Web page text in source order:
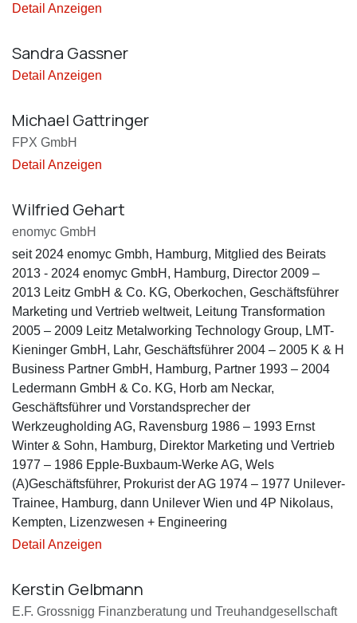
Detail Anzeigen
Sandra Gassner
Detail Anzeigen
Michael Gattringer
FPX GmbH
Detail Anzeigen
Wilfried Gehart
enomyc GmbH
seit 2024 enomyc Gmbh, Hamburg, Mitglied des Beirats
2013 - 2024 enomyc GmbH, Hamburg, Director 2009 –
2013 Leitz GmbH & Co. KG, Oberkochen, Geschäftsführer
Marketing und Vertrieb weltweit, Leitung Transformation
2005 – 2009 Leitz Metalworking Technology Group, LMT-
Kieninger GmbH, Lahr, Geschäftsführer 2004 – 2005 K & H
Business Partner GmbH, Hamburg, Partner 1993 – 2004
Ledermann GmbH & Co. KG, Horb am Neckar,
Geschäftsführer und Vorstandsprecher der
Werkzeugholding AG, Ravensburg 1986 – 1993 Ernst
Winter & Sohn, Hamburg, Direktor Marketing und Vertrieb
1977 – 1986 Epple-Buxbaum-Werke AG, Wels
(A)Geschäftsführer, Prokurist der AG 1974 – 1977 Unilever-
Trainee, Hamburg, dann Unilever Wien und 4P Nikolaus,
Kempten, Lizenzwesen + Engineering
Detail Anzeigen
Kerstin Gelbmann
E.F. Grossnigg Finanzberatung und Treuhandgesellschaft